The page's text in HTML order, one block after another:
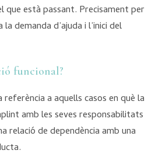
està passant. Precisament per
demanda d’ajuda i l’inici del
funcional?
referència a aquells casos en què la
amb les seves responsabilitats
relació de dependència amb una